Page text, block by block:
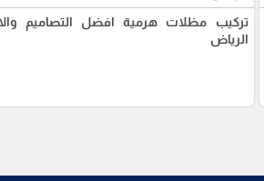
تركيب مظلات هرمية افضل التصاميم
الرياض